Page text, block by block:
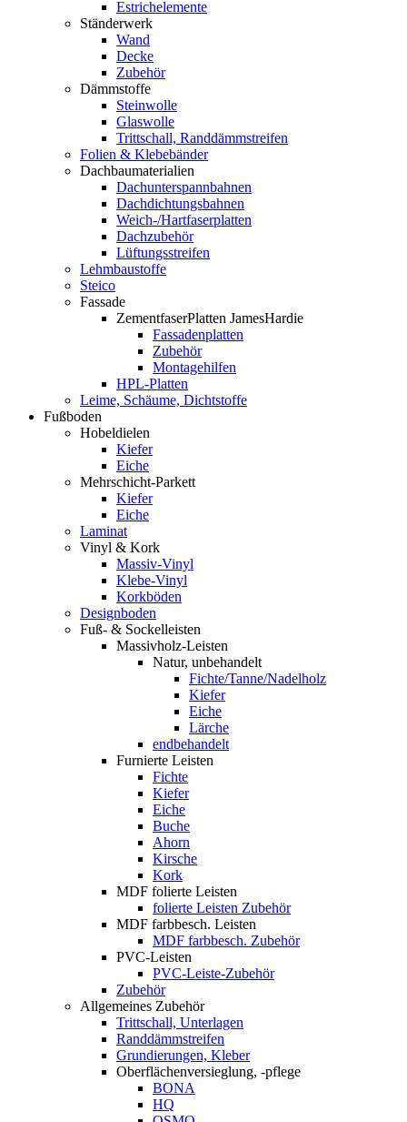
Estrichelemente
Ständerwerk
Wand
Decke
Zubehör
Dämmstoffe
Steinwolle
Glaswolle
Trittschall, Randdämmstreifen
Folien & Klebebänder
Dachbaumaterialien
Dachunterspannbahnen
Dachdichtungsbahnen
Weich-/Hartfaserplatten
Dachzubehör
Lüftungsstreifen
Lehmbaustoffe
Steico
Fassade
ZementfaserPlatten JamesHardie
Fassadenplatten
Zubehör
Montagehilfen
HPL-Platten
Leime, Schäume, Dichtstoffe
Fußboden
Hobeldielen
Kiefer
Eiche
Mehrschicht-Parkett
Kiefer
Eiche
Laminat
Vinyl & Kork
Massiv-Vinyl
Klebe-Vinyl
Korkböden
Designboden
Fuß- & Sockelleisten
Massivholz-Leisten
Natur, unbehandelt
Fichte/Tanne/Nadelholz
Kiefer
Eiche
Lärche
endbehandelt
Furnierte Leisten
Fichte
Kiefer
Eiche
Buche
Ahorn
Kirsche
Kork
MDF folierte Leisten
folierte Leisten Zubehör
MDF farbbesch. Leisten
MDF farbbesch. Zubehör
PVC-Leisten
PVC-Leiste-Zubehör
Zubehör
Allgemeines Zubehör
Trittschall, Unterlagen
Randdämmstreifen
Grundierungen, Kleber
Oberflächenversieglung, -pflege
BONA
HQ